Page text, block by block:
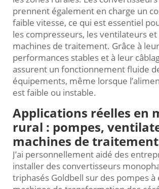
prennent également en charge un
faible vitesse, ce qui est essentiel
les compresseurs, les ventilateurs
machines de traitement. Grâce à
performances stables et à leur
assurent un fonctionnement fluide
équipements, même lorsque
est faible ou instable.
Applications réelles en
rural : pompes,
machines de traitement
J’ai personnellement aidé des
installer des convertisseurs
triphasés Goldbell sur des pompes à